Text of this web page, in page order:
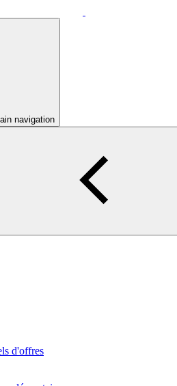
navigation
d'offres